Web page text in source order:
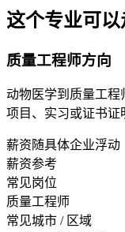
这个专业可
质量工程师方向
动物医学到质量工程
项目、实习或证书证
薪资随具体企业浮动
薪资参考
常见岗位
质量工程师
常见城市 / 区域